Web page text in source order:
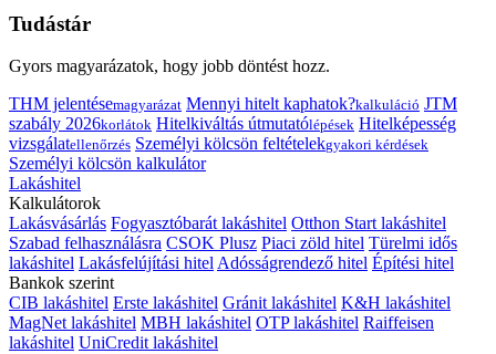
Tudástár
Gyors magyarázatok, hogy jobb döntést hozz.
THM jelentésemagyarázat Mennyi hitelt kaphatok?kalkuláció JTM
szabály 2026korlátok Hitelkiváltás útmutatólépések Hitelképesség
vizsgálatellenőrzés Személyi kölcsön feltételekgyakori kérdések
Személyi kölcsön kalkulátor
Lakáshitel
Kalkulátorok
Lakásvásárlás Fogyasztóbarát lakáshitel Otthon Start lakáshitel
Szabad felhasználásra CSOK Plusz Piaci zöld hitel Türelmi idős
lakáshitel Lakásfelújítási hitelAdósságrendező hitel Építési hitel
Bankok szerint
CIB lakáshitel Erste lakáshitel Gránit lakáshitel K&H lakáshitel
MagNet lakáshitel MBH lakáshitel OTP lakáshitel Raiffeisen
lakáshitel UniCredit lakáshitel